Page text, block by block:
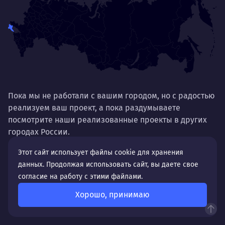
Нравится
Дышать. Без этого совсем не могу.
Умею
О работе
Ты — это то, что ты делаешь. Этим всё
сказано.
Пока мы не работали с вашим городом, но с радостью
реализуем ваш проект, а пока раздумываете
посмотрите наши реализованные проекты в других
городах России.
Этот сайт использует файлы cookie для хранения
данных. Продолжая использовать сайт, вы даете свое
согласие на работу с этими файлами.
Хорошо, принимаю